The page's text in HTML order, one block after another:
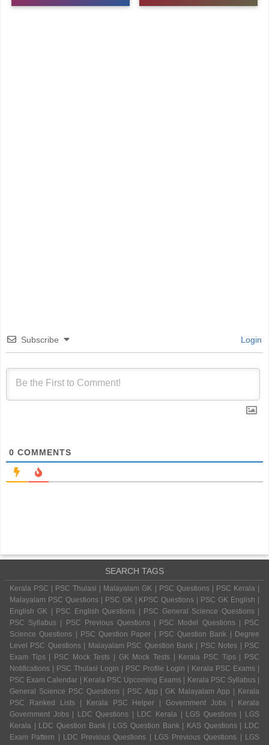
Subscribe Login
0 COMMENTS
SEARCH TAGS
Kerala PSC | PSC Thulasi | Malayalam GK | PSC Questions | PSC Kerala |
Malayalam PSC Questions | PSC GK | KPSC Questions | PSC GK English |
English GK | PSC English Questions | PSC General Science Questions |
PSC Syllabus | PSC Previous Questions | PSC Model Questions | PSC
Science Questions | PSC Question Paper | PSC Question Bank | Degree
Level PSC Questions | Malayalam PSC Question Bank | PSC Notes | PSC
Exam Tips | PSC Mock Tests | GK Mock Tests | Kerala PSC Tips | PSC
Notifications | PSC Thulasi Login | PSC Profile Login | Kerala PSC Exams |
PSC Exam Calendar | Kerala PSC Upcoming Exams | Kerala PSC Syllabus |
General Science PSC Questions | PSC App | GK Malayalam App | Kerala
PSC Ranked Lists | Kerala PSC Helper | Government Jobs | Kerala
Government Jobs | LDC Questions | LDC Kerala | LGS Questions | LGS
Kerala | LDC Question Bank | LGS Question Bank | KAS Questions | LDC
Exam Pattern | LDC Previous Questions | LGS Previous Questions | LGS